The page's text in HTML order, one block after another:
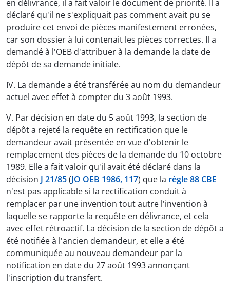
en délivrance, il a fait valoir le document de priorité. Il a
déclaré qu'il ne s'expliquait pas comment avait pu se
produire cet envoi de pièces manifestement erronées,
car son dossier à lui contenait les pièces correctes. Il a
demandé à l'OEB d'attribuer à la demande la date de
dépôt de sa demande initiale.
IV. La demande a été transférée au nom du demandeur
actuel avec effet à compter du 3 août 1993.
V. Par décision en date du 5 août 1993, la section de
dépôt a rejeté la requête en rectification que le
demandeur avait présentée en vue d'obtenir le
remplacement des pièces de la demande du 10 octobre
1989. Elle a fait valoir qu'il avait été déclaré dans la
décision J 21/85(JO OEB 1986, 117) que la règle 88 CBE
n'est pas applicable si la rectification conduit à
remplacer par une invention tout autre l'invention à
laquelle se rapporte la requête en délivrance, et cela
avec effet rétroactif. La décision de la section de dépôt a
été notifiée à l'ancien demandeur, et elle a été
communiquée au nouveau demandeur par la
notification en date du 27 août 1993 annonçant
l'inscription du transfert.